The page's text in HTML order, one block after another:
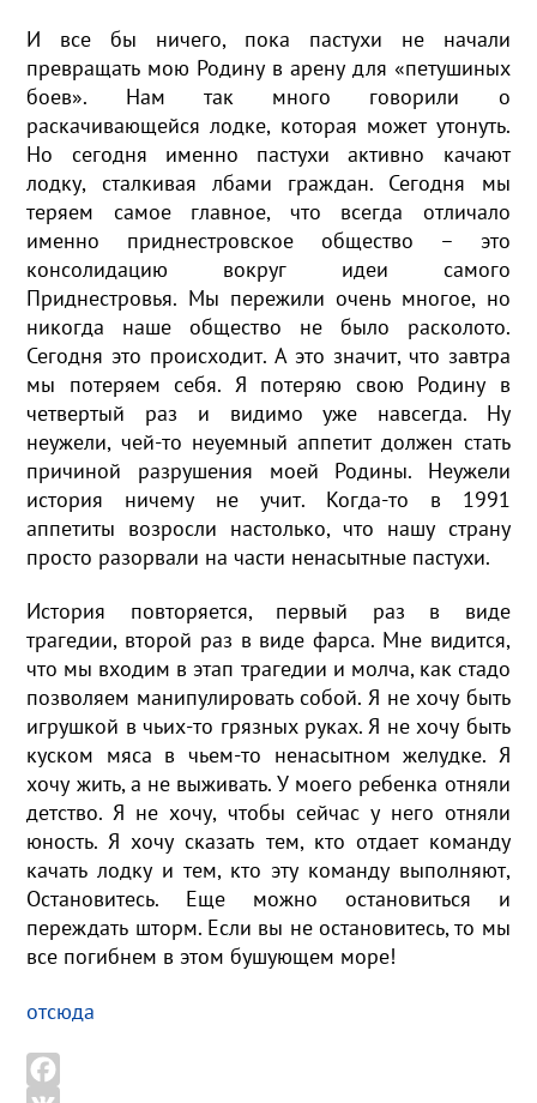
И все бы ничего, пока пастухи не начали
превращать мою Родину в арену для «петушиных
боев». Нам так много говорили о
раскачивающейся лодке, которая может утонуть.
Но сегодня именно пастухи активно качают
лодку, сталкивая лбами граждан. Сегодня мы
теряем самое главное, что всегда отличало
именно приднестровское общество – это
консолидацию вокруг идеи самого
Приднестровья. Мы пережили очень многое, но
никогда наше общество не было расколото.
Сегодня это происходит. А это значит, что завтра
мы потеряем себя. Я потеряю свою Родину в
четвертый раз и видимо уже навсегда. Ну
неужели, чей-то неуемный аппетит должен стать
причиной разрушения моей Родины. Неужели
история ничему не учит. Когда-то в 1991
аппетиты возросли настолько, что нашу страну
просто разорвали на части ненасытные пастухи.
История повторяется, первый раз в виде
трагедии, второй раз в виде фарса. Мне видится,
что мы входим в этап трагедии и молча, как стадо
позволяем манипулировать собой. Я не хочу быть
игрушкой в чьих-то грязных руках. Я не хочу быть
куском мяса в чьем-то ненасытном желудке. Я
хочу жить, а не выживать. У моего ребенка отняли
детство. Я не хочу, чтобы сейчас у него отняли
юность. Я хочу сказать тем, кто отдает команду
качать лодку и тем, кто эту команду выполняют,
Остановитесь. Еще можно остановиться и
переждать шторм. Если вы не остановитесь, то мы
все погибнем в этом бушующем море!
отсюда